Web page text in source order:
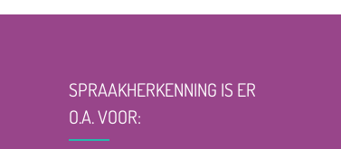
SPRAAKHERKENNING IS ER
O.A. VOOR: